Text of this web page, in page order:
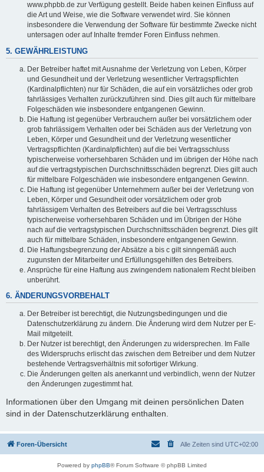
www.phpbb.de zur Verfügung gestellt. Beide haben keinen Einfluss auf
die Art und Weise, wie die Software verwendet wird. Sie können
insbesondere die Verwendung der Software für bestimmte Zwecke nicht
untersagen oder auf Inhalte fremder Foren Einfluss nehmen.
5. GEWÄHRLEISTUNG
Der Betreiber haftet mit Ausnahme der Verletzung von Leben, Körper
und Gesundheit und der Verletzung wesentlicher Vertragspflichten
(Kardinalpflichten) nur für Schäden, die auf ein vorsätzliches oder grob
fahrlässiges Verhalten zurückzuführen sind. Dies gilt auch für mittelbare
Folgeschäden wie insbesondere entgangenen Gewinn.
Die Haftung ist gegenüber Verbrauchern außer bei vorsätzlichem oder
grob fahrlässigem Verhalten oder bei Schäden aus der Verletzung von
Leben, Körper und Gesundheit und der Verletzung wesentlicher
Vertragspflichten (Kardinalpflichten) auf die bei Vertragsschluss
typischerweise vorhersehbaren Schäden und im übrigen der Höhe nach
auf die vertragstypischen Durchschnittsschäden begrenzt. Dies gilt auch
für mittelbare Folgeschäden wie insbesondere entgangenen Gewinn.
Die Haftung ist gegenüber Unternehmern außer bei der Verletzung von
Leben, Körper und Gesundheit oder vorsätzlichem oder grob
fahrlässigem Verhalten des Betreibers auf die bei Vertragsschluss
typischerweise vorhersehbaren Schäden und im Übrigen der Höhe
nach auf die vertragstypischen Durchschnittsschäden begrenzt. Dies gilt
auch für mittelbare Schäden, insbesondere entgangenen Gewinn.
Die Haftungsbegrenzung der Absätze a bis c gilt sinngemäß auch
zugunsten der Mitarbeiter und Erfüllungsgehilfen des Betreibers.
Ansprüche für eine Haftung aus zwingendem nationalem Recht bleiben
unberührt.
6. ÄNDERUNGSVORBEHALT
Der Betreiber ist berechtigt, die Nutzungsbedingungen und die
Datenschutzerklärung zu ändern. Die Änderung wird dem Nutzer per E-
Mail mitgeteilt.
Der Nutzer ist berechtigt, den Änderungen zu widersprechen. Im Falle
des Widerspruchs erlischt das zwischen dem Betreiber und dem Nutzer
bestehende Vertragsverhältnis mit sofortiger Wirkung.
Die Änderungen gelten als anerkannt und verbindlich, wenn der Nutzer
den Änderungen zugestimmt hat.
Informationen über den Umgang mit deinen persönlichen Daten
sind in der Datenschutzerklärung enthalten.
Foren-Übersicht Alle Zeiten sind UTC+02:00
Powered by phpBB® Forum Software © phpBB Limited